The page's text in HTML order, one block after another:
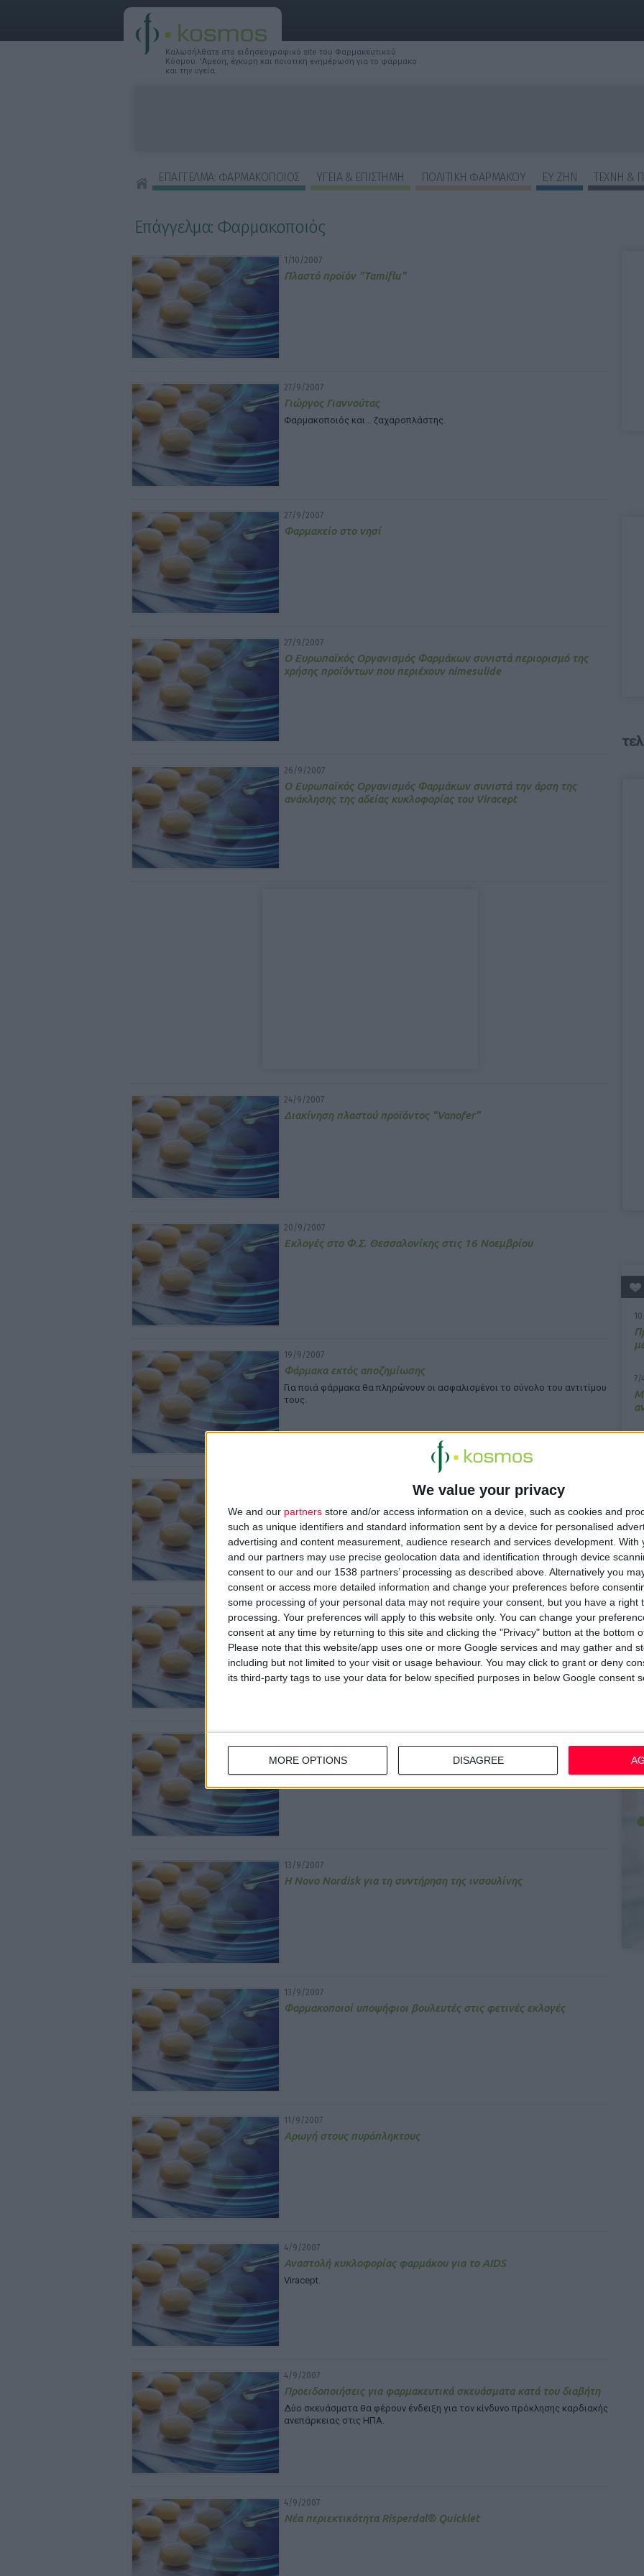
We value your privacy
We and our partners store and/or access information on a device, such as cookies and
such as unique identifiers and standard information sent by a device for personalised
advertising and content measurement, audience research and services development. With
and our partners may use precise geolocation data and identification through device
consent to our and our 1538 partners’ processing as described above. Alternatively you
consent or access more detailed information and change your preferences before
some processing of your personal data may not require your consent, but you have a right
processing. Your preferences will apply to this website only. You can change your
consent at any time by returning to this site and clicking the "Privacy" button at the bottom
Please note that this website/app uses one or more Google services and may gather and
including but not limited to your visit or usage behaviour. You may click to grant or deny
its third-party tags to use your data for below specified purposes in below Google consent
MORE OPTIONS DISAGREE
Καλωσήλθατε στο ειδησεογραφικό site του Φαρμακευτικού
Κόσμου. 'Αμεση, έγκυρη και ποιοτική ενημέρωση για το φάρμακο
και την υγεία.
ΕΠΑΓΓΕΛΜΑ: ΦΑΡΜΑΚΟΠΟΙΟΣ ΥΓΕΙΑ & ΕΠΙΣΤΗΜΗ ΠΟΛΙΤΙΚΗ ΦΑΡΜΑΚΟΥ ΕΥ ΖΗΝ
ΤΕΧΝΗ &
Επάγγελμα: Φαρμακοποιός
7/
1/10/2007
Πλαστό προϊόν "Tamiflu"
27/9/2007
Γιώργος Γιαννούτας
Φαρμακοποιός και... ζαχαροπλάστης.
27/9/2007
Φαρμακείο στο νησί
27/9/2007
Ο Ευρωπαϊκός Οργανισμός Φαρμάκων συνιστά περιορισμό της
χρήσης προϊόντων που περιέχουν nimesulide
26/9/2007
Ο Ευρωπαϊκός Οργανισμός Φαρμάκων συνιστά την άρση της
ανάκλησης της αδείας κυκλοφορίας του Viracept
24/9/2007
Διακίνηση πλαστού προϊόντος "Vanofer"
20/9/2007
Εκλογές στο Φ.Σ. Θεσσαλονίκης στις 16 Νοεμβρίου
19/9/2007
Φάρμακα εκτός αποζημίωσης
Για ποιά φάρμακα θα πληρώνουν οι ασφαλισμένοι το σύνολο του αντιτίμου
τους.
Κανονικά εκτελούνται πλέον οι συνταγές του ΤΣΜΕΔΕ στην Αθήνα
19/9/2007
Διακίνηση πλαστού αντιτετανικού ορού
13/9/2007
Η Novo Nordisk για τη συντήρηση της ινσουλίνης
13/9/2007
Φαρμακοποιοί υποψήφιοι βουλευτές στις φετινές εκλογές
11/9/2007
Αρωγή στους πυρόπληκτους
4/9/2007
Αναστολή κυκλοφορίας φαρμάκου για το AIDS
Viracept.
4/9/2007
Προειδοποιήσεις για φαρμακευτικά σκευάσματα κατά του διαβήτη
Δύο σκευάσματα θα φέρουν ένδειξη για τον κίνδυνο πρόκλησης καρδιακής
ανεπάρκειας στις ΗΠΑ.
4/9/2007
Νέα περιεκτικότητα Risperdal® Quicklet